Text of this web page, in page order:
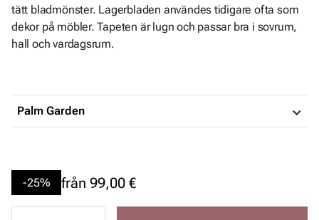
tätt bladmönster. Lagerbladen användes tidigare ofta som
dekor på möbler. Tapeten är lugn och passar bra i sovrum,
hall och vardagsrum.
Palm Garden
-25% från 99,00 €